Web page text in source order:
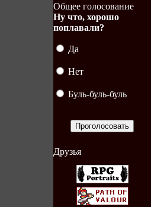
Общее голосование
Ну что, хорошо
поплавали?
Да
Нет
Буль-буль-буль
Друзья